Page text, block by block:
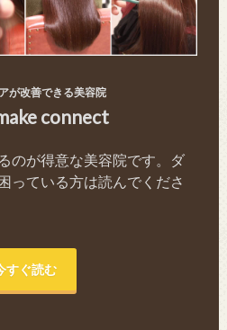
が改善できる美容院
connect
のが得意な美容院です。ダ
っている方は読んでくださ
すぐ読む